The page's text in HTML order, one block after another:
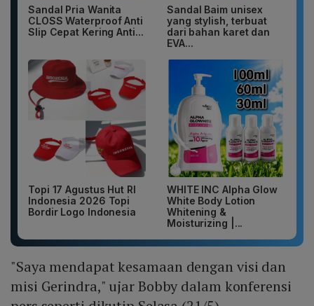
Sandal Pria Wanita
CLOSS Waterproof Anti
Slip Cepat Kering Anti...
Sandal Baim unisex
yang stylish, terbuat
dari bahan karet dan
EVA...
Topi 17 Agustus Hut RI
Indonesia 2026 Topi
Bordir Logo Indonesia
WHITE INC Alpha Glow
White Body Lotion
Whitening &
Moisturizing |...
"Saya mendapat kesamaan dengan visi dan
misi Gerindra," ujar Bobby dalam konferensi